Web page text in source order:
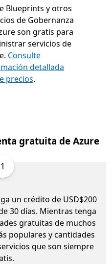
Blueprints y otros
de Gobernanza
son gratis para
servicios de
Consulte
detallada
precios.
gratuita de Azure
1
un crédito de USD$200
30 días. Mientras tenga
gratuitas de muchos
populares y cantidades
que son siempre